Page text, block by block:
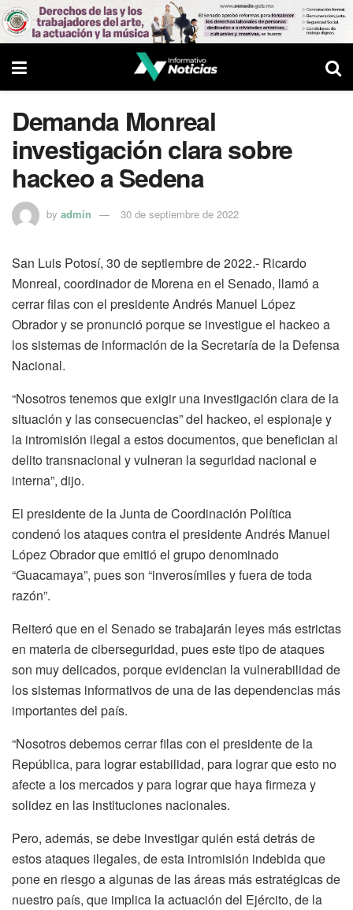
Demanda Monreal
investigación clara sobre
hackeo a Sedena
by admin 30 de septiembre de 2022
San Luis Potosí, 30 de septiembre de 2022.- Ricardo
Monreal, coordinador de Morena en el Senado, llamó a
cerrar filas con el presidente Andrés Manuel López
Obrador y se pronunció porque se investigue el hackeo a
los sistemas de información de la Secretaría de la Defensa
Nacional.
“Nosotros tenemos que exigir una investigación clara de la
situación y las consecuencias” del hackeo, el espionaje y
la intromisión ilegal a estos documentos, que benefician al
delito transnacional y vulneran la seguridad nacional e
interna”, dijo.
El presidente de la Junta de Coordinación Política
condenó los ataques contra el presidente Andrés Manuel
López Obrador que emitió el grupo denominado
“Guacamaya”, pues son “inverosímiles y fuera de toda
razón”.
Reiteró que en el Senado se trabajarán leyes más estrictas
en materia de ciberseguridad, pues este tipo de ataques
son muy delicados, porque evidencian la vulnerabilidad de
los sistemas informativos de una de las dependencias más
importantes del país.
“Nosotros debemos cerrar filas con el presidente de la
República, para lograr estabilidad, para lograr que esto no
afecte a los mercados y para lograr que haya firmeza y
solidez en las instituciones nacionales.
Pero, además, se debe investigar quién está detrás de
estos ataques ilegales, de esta intromisión indebida que
pone en riesgo a algunas de las áreas más estratégicas de
nuestro país, que implica la actuación del Ejército, de la